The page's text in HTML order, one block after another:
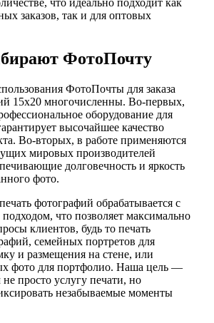
что идеально подходит как
заказов, так и для оптовых
ФотоПочту
ФотоПочты для заказа
15х20 многочисленны. Во-первых,
оборудование для
высочайшее качество
Во-вторых, в работе применяются
мировых производителей
долговечность и яркость
фото.
фотографий обрабатывается с
что позволяет максимально
клиентов, будь то печать
семейных портретов для
и размещения на стене, или
фото для портфолио. Наша цель —
не просто услугу печати, но
незабываемые моменты